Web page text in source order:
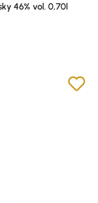
46% vol. 0,70l